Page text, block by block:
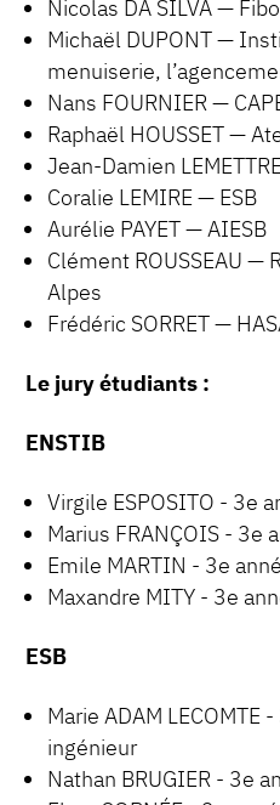
Nicolas DA SILVA —
Michaël DUPONT —
menuiserie,
Nans FOURNIER —
Raphaël HOUSSET —
Jean-Damien
Coralie LEMIRE — ESB
Aurélie PAYET — AIESB
Clément ROUSSEAU —
Alpes
Frédéric SORRET —
Le jury étudiants :
ENSTIB
Virgile ESPOSITO - 3e
Marius FRANÇOIS - 3e
Emile MARTIN - 3e
Maxandre MITY - 3e
ESB
Marie ADAM LECOMTE
ingénieur
Nathan BRUGIER - 3e